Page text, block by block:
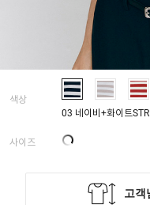
색상
03 네이비+화이트STR
사이즈